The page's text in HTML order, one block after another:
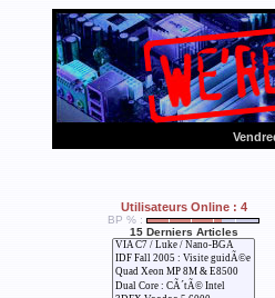
Utilisateurs Online : 4
BP % :
15 Derniers Articles